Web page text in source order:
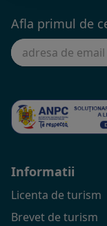
Afla primul de
Informatii
Licenta de turism
Brevet de turism